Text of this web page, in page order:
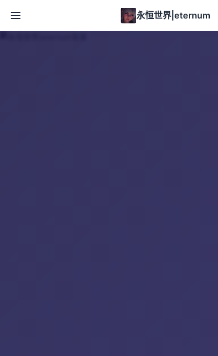
永恒世界|eternum